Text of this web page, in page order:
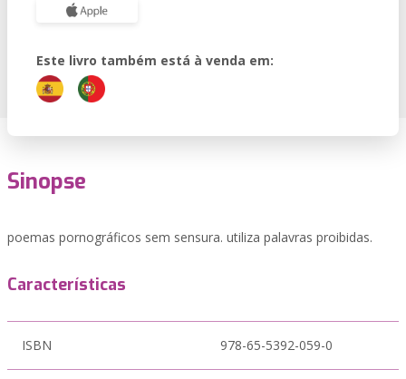
Este livro também está à venda em:
Sinopse
poemas pornográficos sem sensura. utiliza palavras proibidas.
Características
ISBN 978-65-5392-059-0